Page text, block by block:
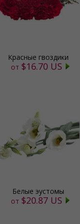
Красные гвоздики
от $16.70 US
Белые эустомы
от $20.87 US